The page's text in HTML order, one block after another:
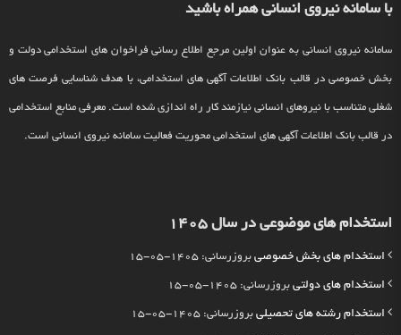
با سامانه نیروی انسانی همراه باشید
سامانه نیروی انسانی به عنوان اولین مرجع اطلاع رسانی فراخوان های استخدامی دولت و
بخش خصوصی در قالب بانک اطلاعات آگهی های استخدامی، با هدف شناسایی فرصت های
شغلی متناسب با نیروهای انسانی نیازمند کار راه اندازی شده است. معرفی منابع استخدامی
در قالب بانک اطلاعات آگهی های استخدامی محوریت فعالیت سامانه نیروی انسانی است.
استخدام های موضوعی در سال 1405
استخدام های بخش خصوصی بروزرسانی: 1405-05-15
استخدام های دولتی بروزرسانی: 1405-05-15
استخدام رشته های تحصیلی بروزرسانی: 1405-05-15